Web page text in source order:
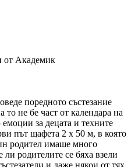
от Академик
поредното състезание
не бе част от календара на
за децата и техните
път щафета 2 х 50 м, в която
родител имаше много
родителите се бяха взели
и даже някои от тях